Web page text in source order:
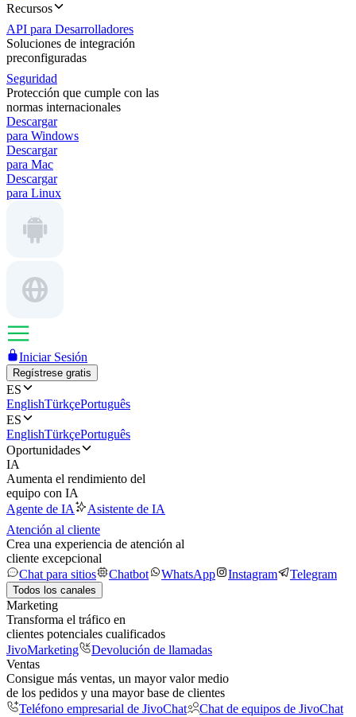
Recursos
API para Desarrolladores
Soluciones de integración
preconfiguradas
Seguridad
Protección que cumple con las
normas internacionales
Descargar
para Windows
Descargar
para Mac
Descargar
para Linux
Iniciar Sesión
Regístrese gratis
ES
EnglishTürkçePortuguês
ES
EnglishTürkçePortuguês
Oportunidades
IA
Aumenta el rendimiento del
equipo con IA
Agente de IA
Asistente de IA
Atención al cliente
Crea una experiencia de atención al
cliente excepcional
Chat para sitios
Chatbot WhatsApp Instagram Telegram
Todos los canales
Marketing
Transforma el tráfico en
clientes potenciales cualificados
JivoMarketing
Devolución de llamadas
Ventas
Consigue más ventas, un mayor valor medio
de los pedidos y una mayor base de clientes
Teléfono empresarial de JivoChat
Chat de equipos de JivoChat